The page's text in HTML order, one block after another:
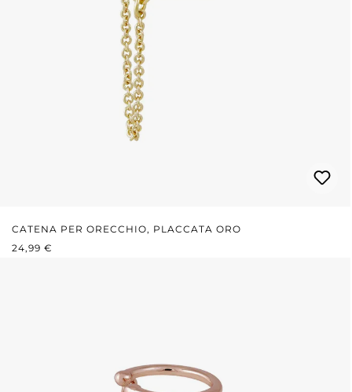
CATENA PER ORECCHIO, PLACCATA ORO
PREZZO NORMALE:
24,99 €